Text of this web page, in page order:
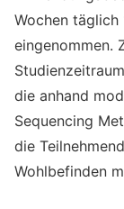
Wochen täglich
eingenommen.
die anhand
Sequencing
die
Wohlbefinden